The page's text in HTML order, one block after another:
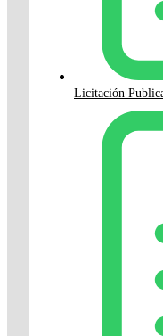
Licitación